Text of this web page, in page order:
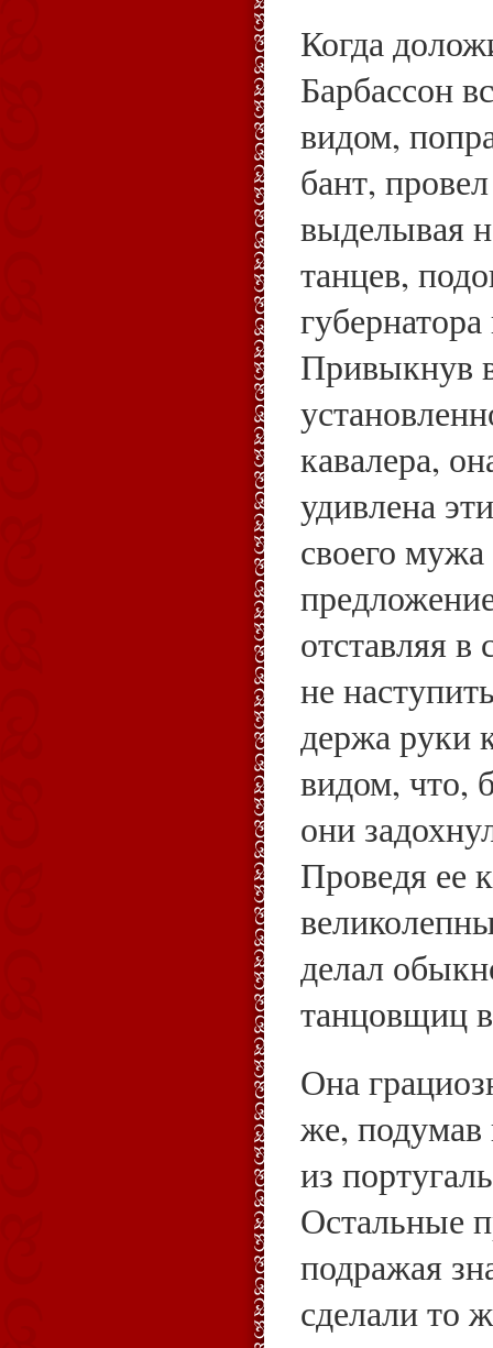
Когда
Барбассон
видом,
бант,
выделывая
танцев,
Привыкнув
кавалера,
удивлена
своего мужа
отставляя
не
держа руки
видом, что,
они
Проведя ее
делал
танцовщиц
Она
же, подумав
из
Остальные
подражая
сделали то